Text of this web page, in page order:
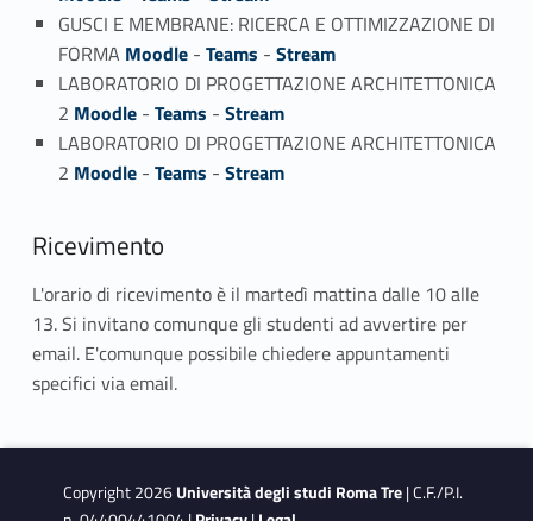
GUSCI E MEMBRANE: RICERCA E OTTIMIZZAZIONE DI
FORMA Moodle- Teams - Stream
LABORATORIO DI PROGETTAZIONE ARCHITETTONICA
2 Moodle- Teams - Stream
LABORATORIO DI PROGETTAZIONE ARCHITETTONICA
2 Moodle- Teams - Stream
Ricevimento
L'orario di ricevimento è il martedì mattina dalle 10 alle
13. Si invitano comunque gli studenti ad avvertire per
email. E'comunque possibile chiedere appuntamenti
specifici via email.
Copyright 2026Università degli studi Roma Tre| C.F./P.I.